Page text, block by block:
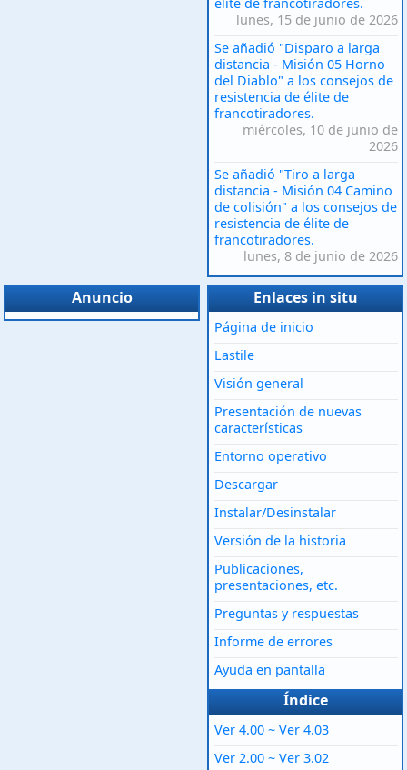
lunes, 15 de junio de 2026
Se añadió "Disparo a larga
distancia - Misión 05 Horno
del Diablo" a los consejos de
resistencia de élite de
francotiradores.
miércoles, 10 de junio de
2026
Se añadió "Tiro a larga
distancia - Misión 04 Camino
de colisión" a los consejos de
resistencia de élite de
francotiradores.
lunes, 8 de junio de 2026
Anuncio Enlaces in situ
Página de inicio
Lastile
Visión general
Presentación de nuevas
características
Entorno operativo
Descargar
Instalar/Desinstalar
Versión de la historia
Publicaciones,
presentaciones, etc.
Preguntas y respuestas
Informe de errores
Ayuda en pantalla
Índice
Ver 4.00 ~ Ver 4.03
Ver 2.00 ~ Ver 3.02